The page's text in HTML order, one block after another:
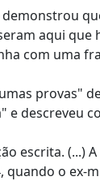
aqui que
com uma
provas"
descreveu
escrita. (...)
quando o